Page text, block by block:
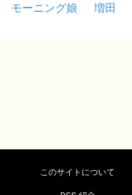
モーニング娘
増田
このサイトについて